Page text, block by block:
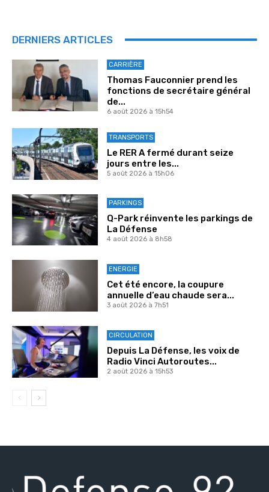
DERNIERS ARTICLES
CARRIÈRE
Thomas Fauconnier prend les
fonctions de secrétaire général
de...
6 août 2026 à 15h54
TRANSPORTS
Le RER A fermé durant seize
jours entre les...
5 août 2026 à 15h06
PARKINGS
Q-Park réinvente les parkings de
La Défense
4 août 2026 à 8h58
ENERGIE
Cet été encore, la coupure
annuelle d’eau chaude sera...
3 août 2026 à 7h51
CIRCULATION
Depuis La Défense, les voix de
Radio Vinci Autoroutes...
2 août 2026 à 15h53